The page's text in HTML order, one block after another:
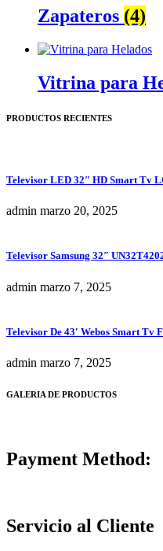
Zapateros (4)
Vitrina para
PRODUCTOS RECIENTES
Televisor LED 32″ HD Smart Tv
admin marzo 20, 2025
Televisor Samsung 32″
admin marzo 7, 2025
Televisor De 43′ Webos Smart Tv
admin marzo 7, 2025
GALERIA DE PRODUCTOS
Payment Method:
Servicio al Cliente